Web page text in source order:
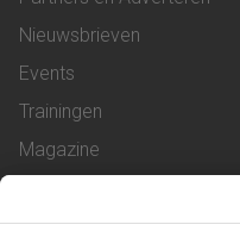
Nieuwsbrieven
Events
Trainingen
Magazine
Service & Contact